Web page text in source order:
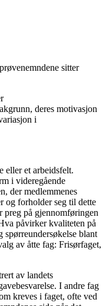
sitter
deres motivasjon
i
eller et arbeidsfelt.
i videregående
der medlemmenes
og forholder seg til dette
preg på gjennomføringen
påvirker kvaliteten på
blant
av åtte fag: Frisørfaget,
av landets
I andre fag
kreves i faget, ofte ved